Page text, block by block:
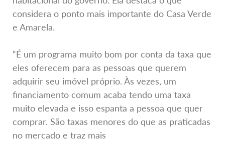
considera o ponto mais importante do Casa Verde
e Amarela.
“É um programa muito bom por conta da taxa que
eles oferecem para as pessoas que querem
adquirir seu imóvel próprio. Às vezes, um
financiamento comum acaba tendo uma taxa
muito elevada e isso espanta a pessoa que quer
comprar. São taxas menores do que as praticadas
no mercado e traz mais